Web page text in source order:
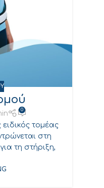
0
τομέας
στη
τη στήριξη,